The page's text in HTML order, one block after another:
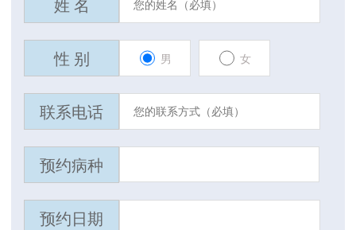
性 别 男 女
联系电话
预约病种
预约日期